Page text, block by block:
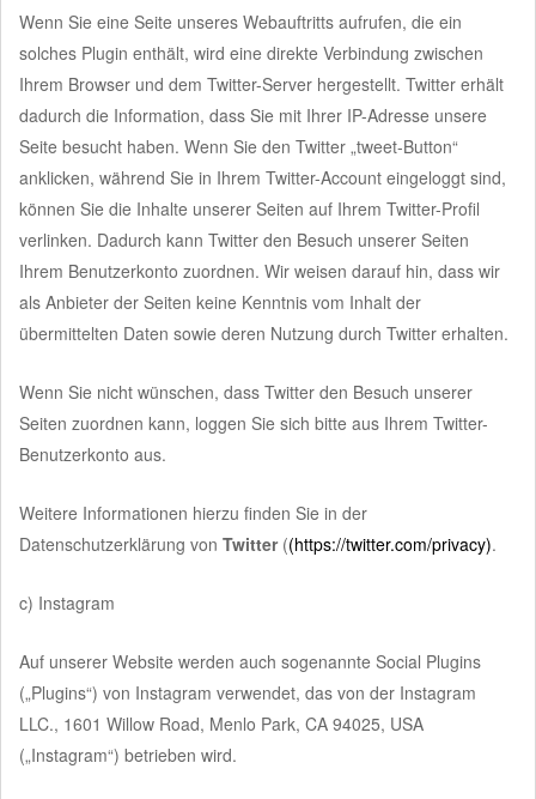
Wenn Sie eine Seite unseres Webauftritts aufrufen, die ein
solches Plugin enthält, wird eine direkte Verbindung zwischen
Ihrem Browser und dem Twitter-Server hergestellt. Twitter erhält
dadurch die Information, dass Sie mit Ihrer IP-Adresse unsere
Seite besucht haben. Wenn Sie den Twitter „tweet-Button“
anklicken, während Sie in Ihrem Twitter-Account eingeloggt sind,
können Sie die Inhalte unserer Seiten auf Ihrem Twitter-Profil
verlinken. Dadurch kann Twitter den Besuch unserer Seiten
Ihrem Benutzerkonto zuordnen. Wir weisen darauf hin, dass wir
als Anbieter der Seiten keine Kenntnis vom Inhalt der
übermittelten Daten sowie deren Nutzung durch Twitter erhalten.
Wenn Sie nicht wünschen, dass Twitter den Besuch unserer
Seiten zuordnen kann, loggen Sie sich bitte aus Ihrem Twitter-
Benutzerkonto aus.
Weitere Informationen hierzu finden Sie in der
Datenschutzerklärung von Twitter((https://twitter.com/privacy).
c) Instagram
Auf unserer Website werden auch sogenannte Social Plugins
(„Plugins“) von Instagram verwendet, das von der Instagram
LLC., 1601 Willow Road, Menlo Park, CA 94025, USA
(„Instagram“) betrieben wird.